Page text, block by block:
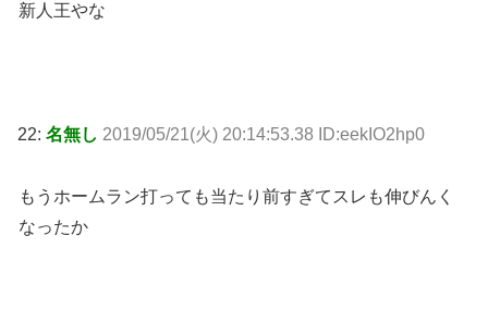
新人王やな
22: 名無し 2019/05/21(火) 20:14:53.38 ID:eekIO2hp0
もうホームラン打っても当たり前すぎてスレも伸びんく
なったか